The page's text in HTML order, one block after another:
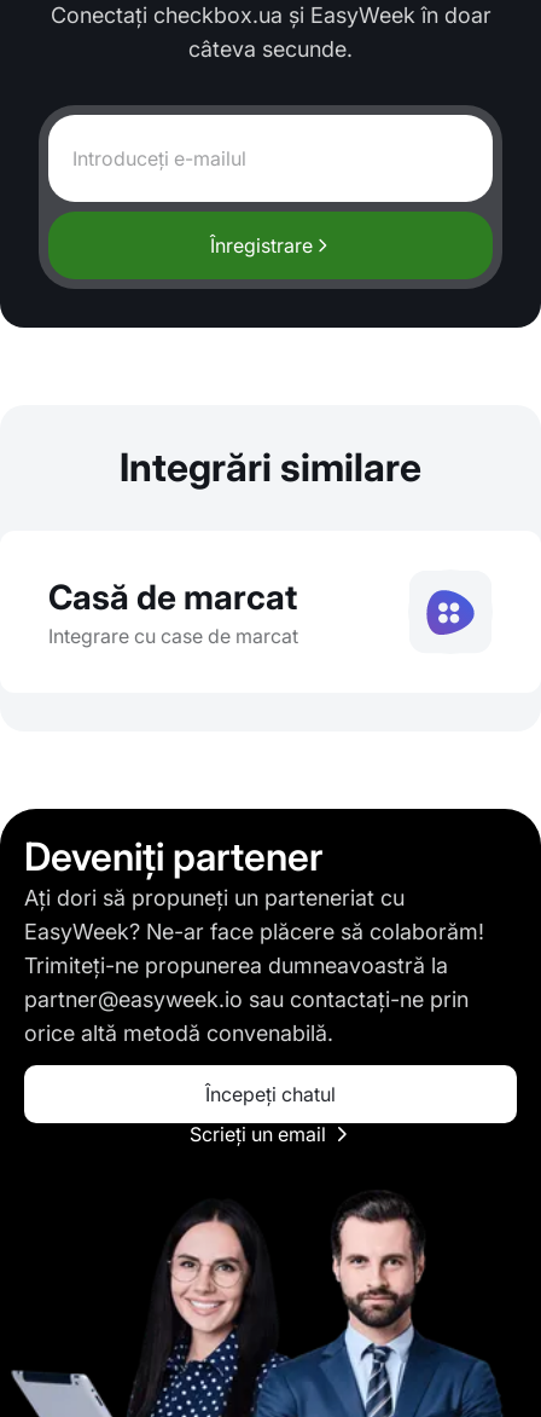
Conectați checkbox.ua și EasyWeek în doar
câteva secunde.
Înregistrare
Integrări similare
Casă de marcat
Integrare cu case de marcat
Deveniți partener
Ați dori să propuneți un parteneriat cu
EasyWeek? Ne-ar face plăcere să colaborăm!
Trimiteți-ne propunerea dumneavoastră la
partner@easyweek.io sau contactați-ne prin
orice altă metodă convenabilă.
Începeți chatul
Scrieți un email